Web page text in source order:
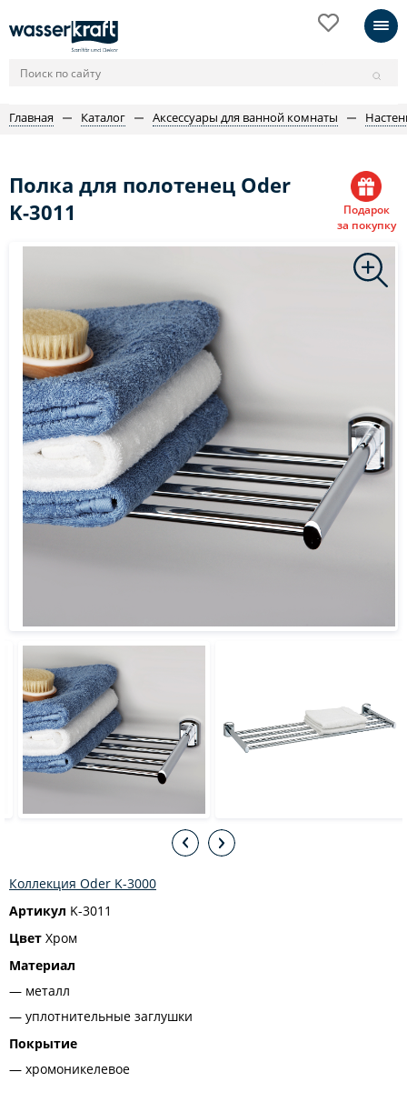
Главная Каталог Аксессуары для ванной комнаты
Полка для полотенец Oder
K-3011
Подарок
за покупку
Коллекция Oder K-3000
Артикул K-3011
Цвет Хром
Материал
металл
уплотнительные заглушки
Покрытие
хромоникелевое